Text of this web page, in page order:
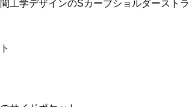
工学デザインのSカーブショルダーストラ